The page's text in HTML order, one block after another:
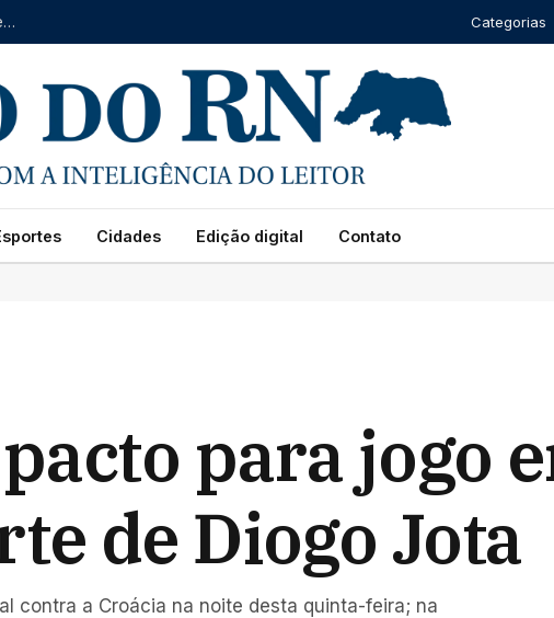
IFRN oferece mais de 4 mil vagas em cursos técnicos para 2027. Inscrições começam na segunda (10) Categorias
Cidades Edição digital Contato
para jogo
de Diogo Jota
contra a Croácia na noite desta quinta-feira; na